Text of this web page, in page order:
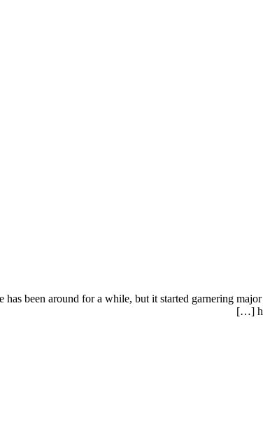
been around for a while, but it started garnering